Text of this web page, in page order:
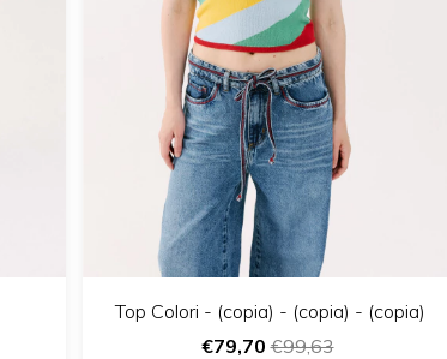
Top Colori - (copia) - (copia) - (copia)
€79,70€99,63